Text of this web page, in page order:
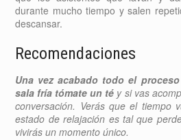
durante mucho tiempo y salen
descansar.
Recomendaciones
Una vez acabado todo el
sala fría tómate un té y si vas
conversación. Verás que el tiempo
estado de relajación es tal que
vivirás un momento único.